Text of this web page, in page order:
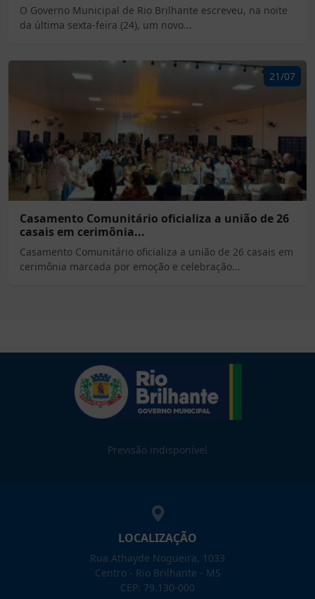
O Governo Municipal de Rio Brilhante escreveu, na noite
da última sexta-feira (24), um novo...
21/07
Casamento Comunitário oficializa a união de 26
casais em cerimônia...
Casamento Comunitário oficializa a união de 26 casais em
cerimônia marcada por emoção e celebração...
Previsão indisponível
LOCALIZAÇÃO
Rua Athayde Nogueira, 1033
Centro - Rio Brilhante - MS
CEP: 79.130-000